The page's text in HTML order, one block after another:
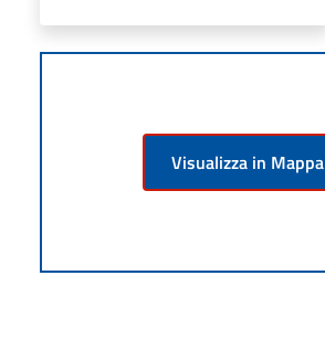
Visualizza in Mappa